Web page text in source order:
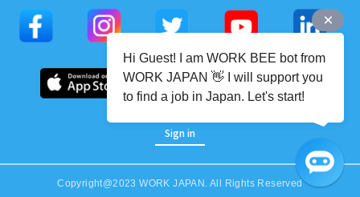
Sign in
Copyright@2023 WORK JAPAN. All Rights Reserved
Hi Guest! I am WORK BEE bot from
WORK JAPAN 👋 I will support you
to find a job in Japan. Let's start!